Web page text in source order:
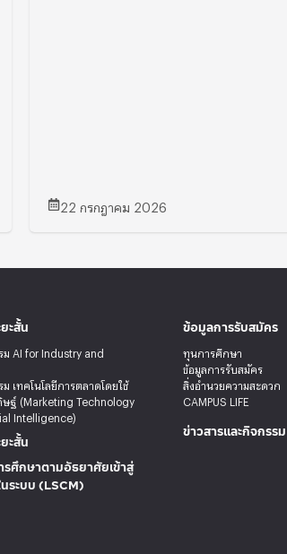
22 กรกฎาคม 2026
ะสั้น
AI for Industry and
เทคโนโลยีการตลาดโดยใช้
ฐ์ (Marketing Technology
Intelligence)
ะสั้น
ศึกษาตามอัธยาศัยเข้าสู่
ระบบ (LSCM)
ข้อมูลการรับสมัคร
ทุนการศึกษา
ข้อมูลการรับสมัคร
สิ่งอำนวยความสะดวก
CAMPUS LIFE
ข่าวสารและกิจกรรม